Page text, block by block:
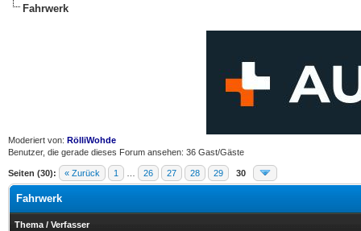
Fahrwerk
Moderiert von: RölliWohde
Benutzer, die gerade dieses Forum ansehen: 36 Gast/Gäste
Seiten (30): « Zurück 1 26 27 28 29 30
Fahrwerk
Thema / Verfasser